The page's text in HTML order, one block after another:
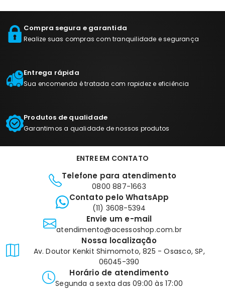
Compra segura e garantida
Realize suas compras com tranquilidade e segurança
Entrega rápida
Sua encomenda é tratada com rapidez e eficiência
Produtos de qualidade
Garantimos a qualidade de nossos produtos
ENTRE EM CONTATO
Telefone para atendimento
0800 887-1663
Contato pelo WhatsApp
(11) 3608-5394
Envie um e-mail
atendimento@acessoshop.com.br
Nossa localização
Av. Doutor Kenkit Shimomoto, 825 - Osasco, SP,
06045-390
Horário de atendimento
Segunda a sexta das 09:00 às 17:00